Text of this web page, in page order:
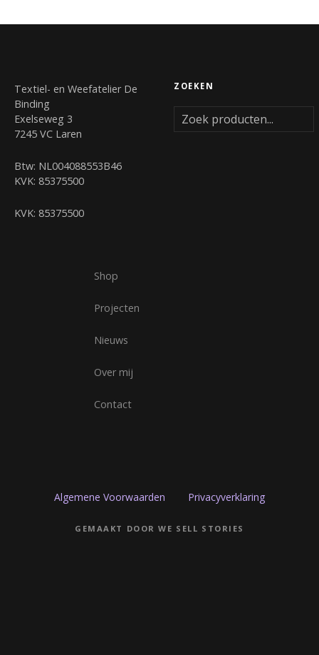
Textiel- en Weefatelier De
Binding
Exelseweg 3
7245 VC Laren
Btw: NL004088553B46
KVK: 85375500
KVK: 85375500
ZOEKEN
Shop
Projecten
Nieuws
Over mij
Contact
Algemene Voorwaarden Privacyverklaring
GEMAAKT DOOR WE SELL STORIES